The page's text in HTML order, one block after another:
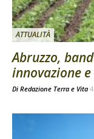
ATTUALITÀ
Abruzzo,
innovazione
Di Redazione Terra e Vita